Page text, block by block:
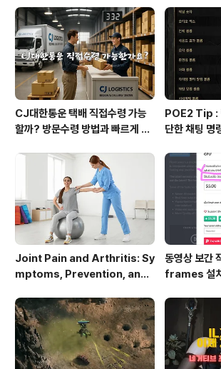
CJ대한통운 택배 직접수령 가능
할까? 방문수령 방법과 빠르게 찾
POE2 Tip :
단한 채팅 명
Joint Pain and Arthritis: Sy
mptoms, Prevention, and
동영상 보간
frames 설